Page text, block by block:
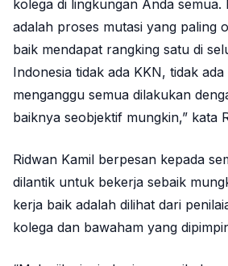
kolega di lingkungan Anda semua.
adalah proses mutasi yang paling
baik mendapat rangking satu di
Indonesia tidak ada KKN, tidak
menganggu semua dilakukan
baiknya seobjektif mungkin,” kata
Ridwan Kamil berpesan kepada
dilantik untuk bekerja sebaik
kerja baik adalah dilihat dari
kolega dan bawaham yang